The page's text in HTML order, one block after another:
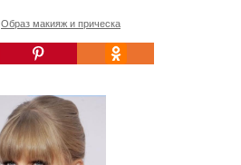
Образ макияж и прическа